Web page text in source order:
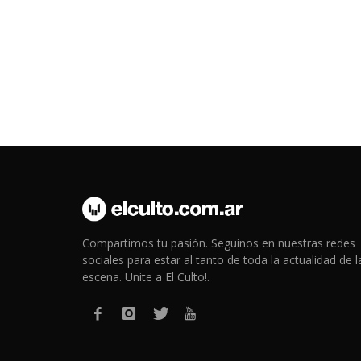
Compartimos tu pasión. Seguinos en nuestras redes
sociales para estar al tanto de toda la actualidad de
escena. Unite a El Culto!.